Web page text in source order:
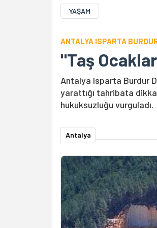
YAŞAM
ANTALYA ISPARTA
"Taş
Antalya Isparta Burdur
yarattığı tahribata
hukuksuzluğu vurguladı.
Antalya